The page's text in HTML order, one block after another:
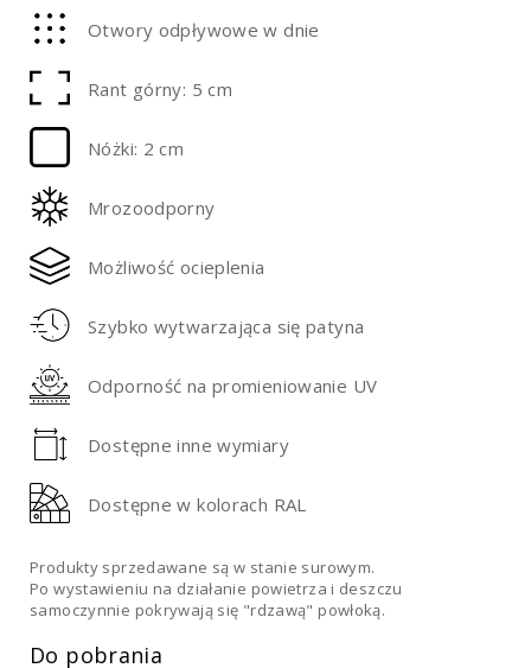
Otwory odpływowe w dnie
Rant górny: 5 cm
Nóżki: 2 cm
Mrozoodporny
Możliwość ocieplenia
Szybko wytwarzająca się patyna
Odporność na promieniowanie UV
Dostępne inne wymiary
Dostępne w kolorach RAL
Produkty sprzedawane są w stanie surowym.
Po wystawieniu na działanie powietrza i deszczu
samoczynnie pokrywają się "rdzawą" powłoką.
Do pobrania